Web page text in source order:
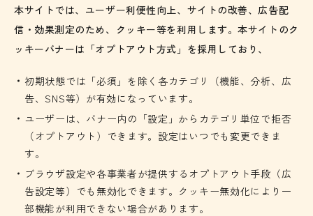
本サイトでは、ユーザー利便性向上、サイトの改善、広告配
信・効果測定のため、クッキー等を利用します。本サイトのク
ッキーバナーは「オプトアウト方式」を採用しており、
初期状態では「必須」を除く各カテゴリ（機能、分析、広
告、SNS等）が有効になっています。
ユーザーは、バナー内の「設定」からカテゴリ単位で拒否
（オプトアウト）できます。設定はいつでも変更できま
す。
ブラウザ設定や各事業者が提供するオプトアウト手段（広
告設定等）でも無効化できます。クッキー無効化により一
部機能が利用できない場合があります。